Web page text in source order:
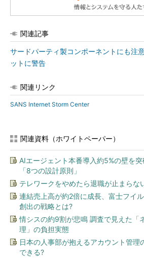
関連記事
サードパーティ製コンポーネントにも注
ットに警告
関連リンク
SANS Internet Storm Center
関連資料（ホワイトペーパー）
AIエージェント本番導入約5%の壁を
「8つの設計原則」
テレワークをやめたら退職が止まらな
連結売上高が約2倍に成長、富士フイ
創出の戦略とは?
情シスの約9割が悲鳴 調査で見えた「
理」の負担実態
日本の人事部が抱えるアカウント管理
できる?